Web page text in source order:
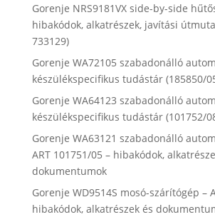
Gorenje NRS9181VX side-by-side
hibakódok, alkatrészek, javítási
733129)
Gorenje WA72105 szabadonálló
készülékspecifikus tudástár (185850/
Gorenje WA64123 szabadonálló
készülékspecifikus tudástár (101752/
Gorenje WA63121 szabadonálló
ART 101751/05 – hibakódok,
dokumentumok
Gorenje WD9514S mosó-szárítógép –
hibakódok, alkatrészek és